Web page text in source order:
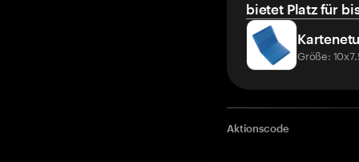
bietet Platz für
Größe:
Aktionscode